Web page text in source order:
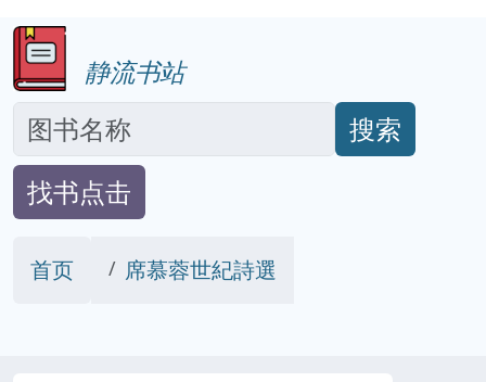
静流书站
搜索
找书点击
首页 席慕蓉世紀詩選